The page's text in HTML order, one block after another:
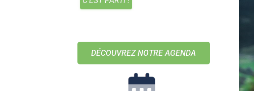
DÉCOUVREZ NOTRE AGENDA